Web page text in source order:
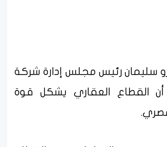
سليمان رئيس مجلس إدارة شركة
القطاع العقاري يشكل قوة